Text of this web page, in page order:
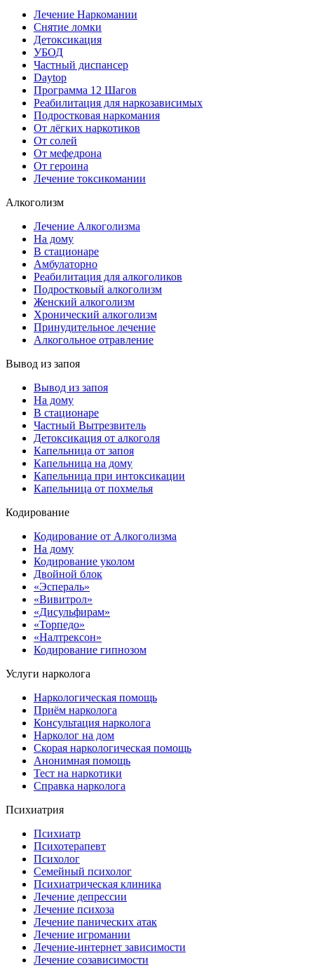
Лечение Наркомании
Снятие ломки
Детоксикация
УБОД
Частный диспансер
Daytop
Программа 12 Шагов
Реабилитация для наркозависимых
Подростковая наркомания
От лёгких наркотиков
От солей
От мефедрона
От героина
Лечение токсикомании
Алкоголизм
Лечение Алкоголизма
На дому
В стационаре
Амбулаторно
Реабилитация для алкоголиков
Подростковый алкоголизм
Женский алкоголизм
Хронический алкоголизм
Принудительное лечение
Алкогольное отравление
Вывод из запоя
Вывод из запоя
На дому
В стационаре
Частный Вытрезвитель
Детоксикация от алкоголя
Капельница от запоя
Капельница на дому
Капельница при интоксикации
Капельница от похмелья
Кодирование
Кодирование от Алкоголизма
На дому
Кодирование уколом
Двойной блок
«Эспераль»
«Вивитрол»
«Дисульфирам»
«Торпедо»
«Налтрексон»
Кодирование гипнозом
Услуги нарколога
Наркологическая помощь
Приём нарколога
Консультация нарколога
Нарколог на дом
Скорая наркологическая помощь
Анонимная помощь
Тест на наркотики
Справка нарколога
Психиатрия
Психиатр
Психотерапевт
Психолог
Семейный психолог
Психиатрическая клиника
Лечение депрессии
Лечение психоза
Лечение панических атак
Лечение игромании
Лечение-интернет зависимости
Лечение созависимости